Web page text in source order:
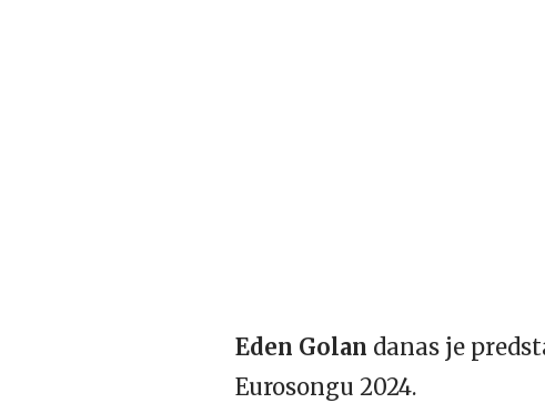
Eden Golan danas je
Eurosongu 2024.